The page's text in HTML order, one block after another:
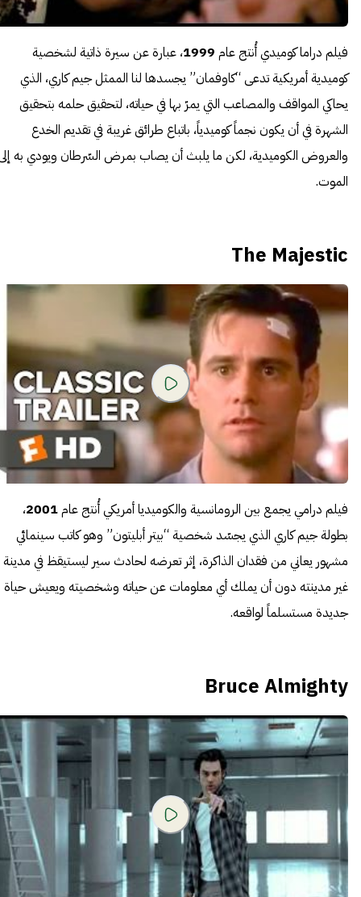
فيلم دراما كوميدي أُنتج عام 1999، عبارة عن سيرة ذاتية لشخصية
كوميدية أمريكية تدعى “كاوفمان” يجسدها لنا الممثل جيم كاري، الذي
يحاكي المواقف والمصاعب التي يمرّ بها في حياته، لتحقيق حلمه بتحقيق
الشهرة في أن يكون نجماً كوميدياً، باتباع طرائق غريبة في تقديم الخدع
والعروض الكوميدية، لكن ما يلبث أن يصاب بمرض السّرطان ويودي به
الموت.
The Majestic
فيلم درامي يجمع بين الرومانسية والكوميديا أمريكي أُنتج عام2001،
بطولة جيم كاري الذي يجسّد شخصية “بيتر أبليتون” وهو كاتب سينمائي
مشهور يعاني من فقدان الذاكرة، إثر تعرضه لحادث سير ليستيقظ في مدينة
غير مدينته دون أن يملك أي معلومات عن حياته وشخصيته ويعيش حياة
جديدة مستسلماً لواقعه.
Bruce Almighty